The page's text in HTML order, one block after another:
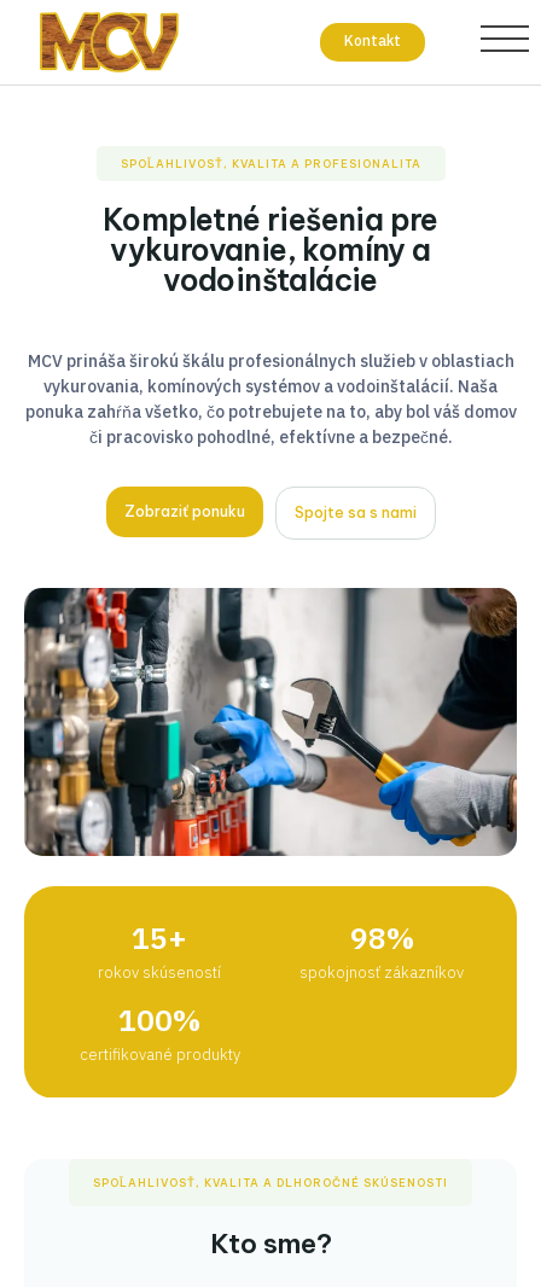
Kontakt
SPOĽAHLIVOSŤ, KVALITA A PROFESIONALITA
Kompletné riešenia pre
vykurovanie, komíny a
vodoinštalácie
MCV prináša širokú škálu profesionálnych služieb v oblastiach
vykurovania, komínových systémov a vodoinštalácií. Naša
ponuka zahŕňa všetko, čo potrebujete na to, aby bol váš domov
či pracovisko pohodlné, efektívne a bezpečné.
Zobraziť ponuku Spojte sa s nami
15+
rokov skúseností
98%
spokojnosť zákazníkov
100%
certifikované produkty
SPOĽAHLIVOSŤ, KVALITA A DLHOROČNÉ SKÚSENOSTI
Kto sme?